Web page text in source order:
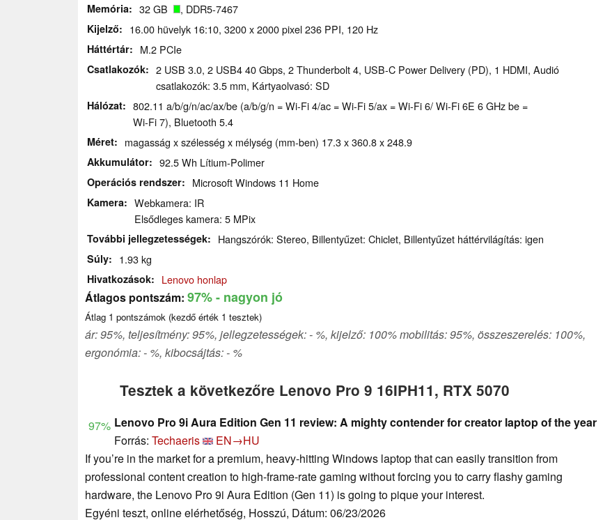
Memória 32 GB , DDR5-7467
Kijelző 16.00 hüvelyk 16:10, 3200 x 2000 pixel 236 PPI, 120 Hz
Háttértár M.2 PCIe
Csatlakozók
2 USB 3.0, 2 USB4 40 Gbps, 2 Thunderbolt 4, USB-C Power Delivery (PD), 1 HDMI, Audió
csatlakozók: 3.5 mm, Kártyaolvasó: SD
Hálózat
802.11 a/​b/​g/​n/​ac/​ax/​be (a/b/g/n = Wi-Fi 4/ac = Wi-Fi 5/ax = Wi-Fi 6/ Wi-Fi 6E 6 GHz be =
Wi-Fi 7), Bluetooth 5.4
Méret magasság x szélesség x mélység (mm-ben) 17.3 x 360.8 x 248.9
Akkumulátor 92.5 Wh Lítium-Polimer
Operációs rendszer Microsoft Windows 11 Home
Kamera
Webkamera: IR
Elsődleges kamera: 5 MPix
További jellegzetességek Hangszórók: Stereo, Billentyűzet: Chiclet, Billentyűzet háttérvilágítás: igen
Súly 1.93 kg
Hivatkozások Lenovo honlap
Átlagos pontszám: 97%- nagyon jó
Átlag 1 pontszámok (kezdő érték 1 tesztek)
ár: 95%, teljesítmény: 95%, jellegzetességek: - %, kijelző: 100% mobilitás: 95%, összeszerelés: 100%,
ergonómia: - %, kibocsájtás: - %
Tesztek a következőre Lenovo Pro 9 16IPH11, RTX 5070
97% Lenovo Pro 9i Aura Edition Gen 11 review: A mighty contender for creator laptop of the year
Forrás: Techaeris
EN→HU
If you’re in the market for a premium, heavy-hitting Windows laptop that can easily transition from
professional content creation to high-frame-rate gaming without forcing you to carry flashy gaming
hardware, the Lenovo Pro 9i Aura Edition (Gen 11) is going to pique your interest.
Egyéni teszt, online elérhetőség, Hosszú, Dátum: 06/23/2026